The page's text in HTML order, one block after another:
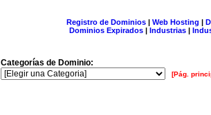
Registro de Dominios| Web Hosting |
Dominios Expirados | Industrias |
Categorías de Dominio:
[Pág.